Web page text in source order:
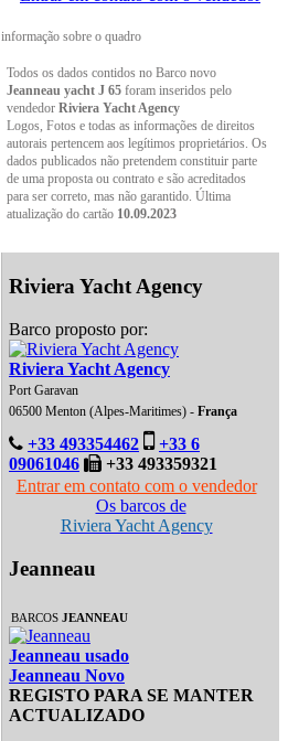
informação sobre o quadro
Todos os dados contidos no Barco novo
Jeanneau yacht J 65 foram inseridos pelo
vendedor Riviera Yacht Agency
Logos, Fotos e todas as informações de direitos
autorais pertencem aos legítimos proprietários. Os
dados publicados não pretendem constituir parte
de uma proposta ou contrato e são acreditados
para ser correto, mas não garantido. Última
atualização do cartão 10.09.2023
Riviera Yacht Agency
Barco proposto por:
Riviera Yacht Agency
Port Garavan
06500 Menton (Alpes-Maritimes) - França
+33 493354462
+33 6
09061046
+33 493359321
Entrar em contato com o vendedor
Os barcos de
Riviera Yacht Agency
Jeanneau
BARCOS JEANNEAU
Jeanneau usado
Jeanneau Novo
REGISTO PARA SE MANTER
ACTUALIZADO